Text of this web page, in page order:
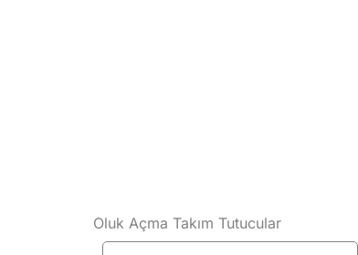
Oluk Açma Takım Tutucular